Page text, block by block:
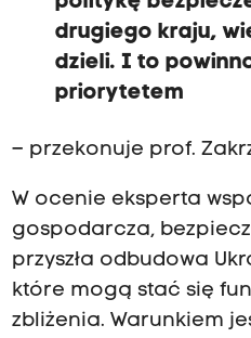
drugiego kraju,
dzieli. I to
priorytetem
– przekonuje prof.
W ocenie eksperta
gospodarcza,
przyszła odbudowa
które mogą stać się
zbliżenia. Warunkiem